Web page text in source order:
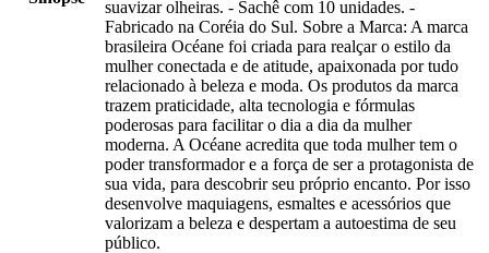
suavizar olheiras. - Sachê com 10 unidades. -
Fabricado na Coréia do Sul. Sobre a Marca: A marca
brasileira Océane foi criada para realçar o estilo da
mulher conectada e de atitude, apaixonada por tudo
relacionado à beleza e moda. Os produtos da marca
trazem praticidade, alta tecnologia e fórmulas
poderosas para facilitar o dia a dia da mulher
moderna. A Océane acredita que toda mulher tem o
poder transformador e a força de ser a protagonista de
sua vida, para descobrir seu próprio encanto. Por isso
desenvolve maquiagens, esmaltes e acessórios que
valorizam a beleza e despertam a autoestima de seu
público.